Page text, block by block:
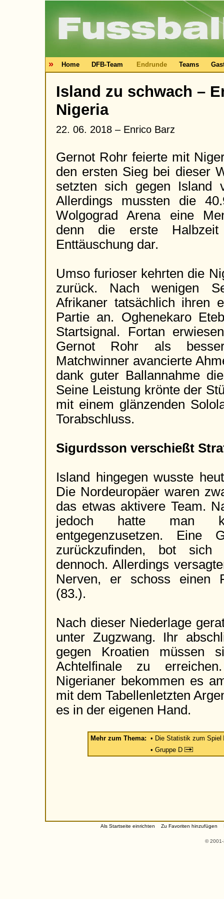
» Home DFB-Team Endrunde Teams
Island zu schwach –
Nigeria
22. 06. 2018 – Enrico Barz
Gernot Rohr feierte mit
den ersten Sieg bei dieser
setzten sich gegen Island
Allerdings mussten die
Wolgograd Arena eine
denn die erste
Enttäuschung dar.
Umso furioser kehrten die
zurück. Nach wenigen
Afrikaner tatsächlich ihren
Partie an. Oghenekaro
Startsignal. Fortan
Gernot Rohr als
Matchwinner avancierte
dank guter Ballannahme
Seine Leistung krönte der
mit einem glänzenden
Torabschluss.
Sigurdsson verschießt
Island hingegen wusste
Die Nordeuropäer waren
das etwas aktivere Team.
jedoch hatte man
entgegenzusetzen. Eine
zurückzufinden, bot
dennoch. Allerdings
Nerven, er schoss einen
(83.).
Nach dieser Niederlage
unter Zugzwang. Ihr
gegen Kroatien müssen
Achtelfinale zu
Nigerianer bekommen es
mit dem Tabellenletzten
es in der eigenen Hand.
Mehr zum Thema: • Die Statistik zum Spiel
• Gruppe D
Als Startseite einrichten Zu Favoriten hinzufügen
©